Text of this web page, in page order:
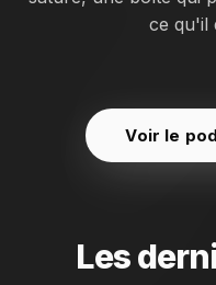
ce qu'il
Voir le
Les